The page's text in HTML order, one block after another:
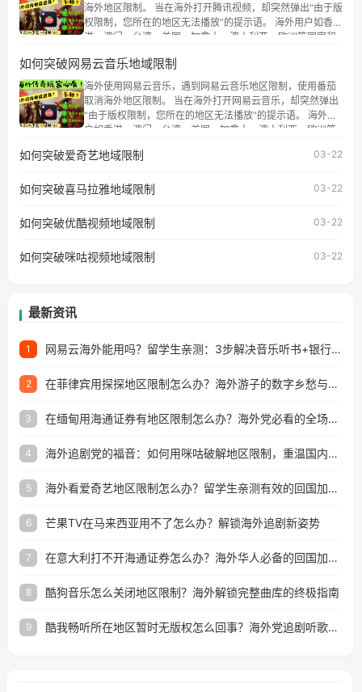
海外地区限制。 当在海外打开腾讯视频，却突然弹出“由于版
权限制，您所在的地区无法播放”的提示语。 海外用户如香
港、澳门、台湾、美国、加拿大、澳大利亚、欧洲等国家和
权限制问题，且仅能在中国大陆地区播放。 遇到这个问题的
朋友们，使用番茄回国加速器，即可解决「海外用户收听腾
讯视频地区版权限制」的问题，无论人在香港、澳门、台
湾、美国、加拿大、澳大利亚、欧洲等国家和地区工作、留
学、定居等，都可以使用，不再因地区和版权限制所困扰。
如何突破网易云音乐地域限制
海外使用网易云音乐，遇到网易云音乐地区限制，使用番茄
取消海外地区限制。 当在海外打开网易云音乐，却突然弹出
“由于版权限制，您所在的地区无法播放”的提示语。 海外用
户如香港、澳门、台湾、美国、加拿大、澳大利亚、欧洲等
地区及版权限制问题，且仅能在中国大陆地区播放。 遇到这
户收听网易云音乐地区版权限制」的问题，无论人在香港、
工作、留学、定居等，都可以使用，不再因地区和版权限制
所困扰。
如何突破爱奇艺地域限制 03-22
如何突破喜马拉雅地域限制 03-22
如何突破优酷视频地域限制 03-22
如何突破咪咕视频地域限制 03-22
最新资讯
1 网易云海外能用吗？留学生亲测：3步解决音乐听书+银行视频地区限制
2 在菲律宾用探探地区限制怎么办？海外游子的数字乡愁与破局之道
3 在缅甸用海通证券有地区限制怎么办？海外党必看的全场景回国加速指南
4 海外追剧党的福音：如何用咪咕破解地区限制，重温国内精彩
5 海外看爱奇艺地区限制怎么办？留学生亲测有效的回国加速器选择指南
6 芒果TV在马来西亚用不了怎么办？解锁海外追剧新姿势
7 在意大利打不开海通证券怎么办？海外华人必备的回国加速指南（附2026世界杯观赛秘籍）
8 酷狗音乐怎么关闭地区限制？海外解锁完整曲库的终极指南
9 酷我畅听所在地区暂时无版权怎么回事？海外党追剧听歌的破局指南